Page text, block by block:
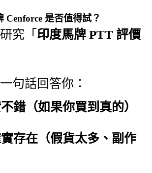
Cenforce 是否值得試？
究「 印度馬牌 PTT 評價
句話回答你：
錯（如果你買到真的）
存在（假貨太多、副作